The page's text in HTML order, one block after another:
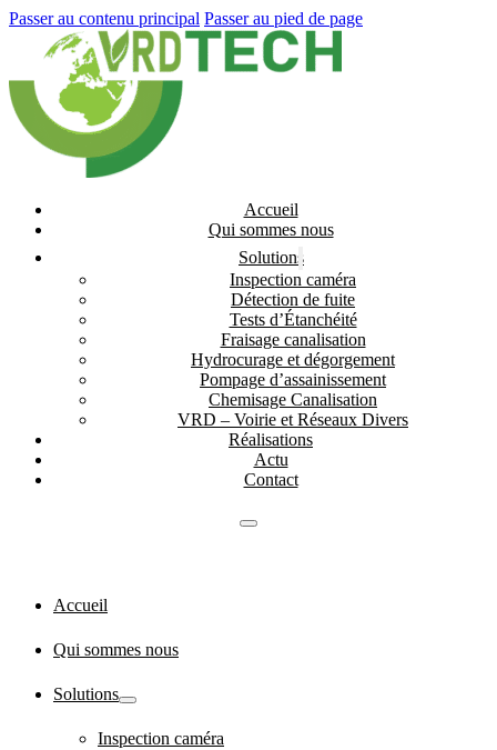
Passer au contenu principal Passer au pied de page
Accueil
Qui sommes nous
Solutions
Inspection caméra
Détection de fuite
Tests d’Étanchéité
Fraisage canalisation
Hydrocurage et dégorgement
Pompage d’assainissement
Chemisage Canalisation
VRD – Voirie et Réseaux Divers
Réalisations
Actu
Contact
Accueil
Qui sommes nous
Solutions
Inspection caméra